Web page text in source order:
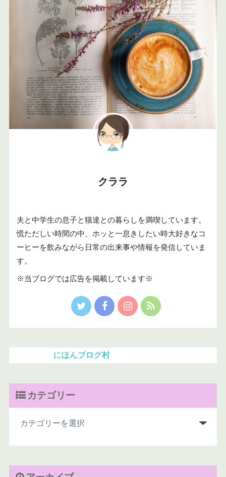
クララ
夫と中学生の息子と猫達との暮らしを満喫しています。
慌ただしい時間の中、ホッと一息きしたい時大好きなコ
ーヒーを飲みながら日常の出来事や情報を発信していま
す。
※当ブログでは広告を掲載しています※
にほんブログ村
カテゴリー